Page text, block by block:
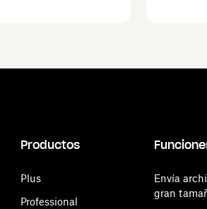
Productos
Plus
Professional
Envía
gran